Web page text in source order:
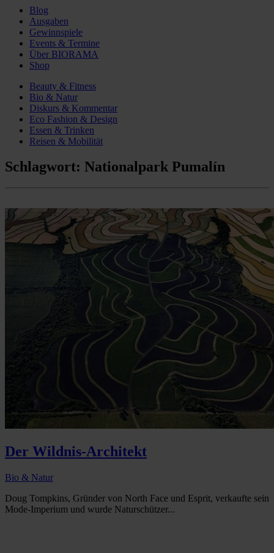
Blog
Ausgaben
Gewinnspiele
Events & Termine
Über BIORAMA
Shop
Beauty & Fitness
Bio & Natur
Diskurs & Kommentar
Eco Fashion & Design
Essen & Trinken
Reisen & Mobilität
Schlagwort: Nationalpark Pumalín
Der Wildnis-Architekt
Bio & Natur
Doug Tompkins, Gründer von North Face und Esprit, verkaufte sein
Mode-Imperium und wurde Naturschützer...